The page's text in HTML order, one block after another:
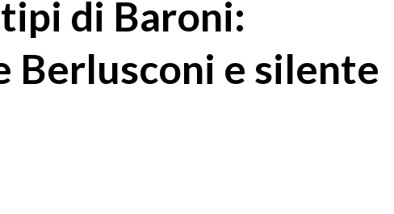
di Baroni:
Berlusconi e silente